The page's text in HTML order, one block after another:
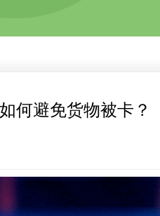
何避免货物被卡？